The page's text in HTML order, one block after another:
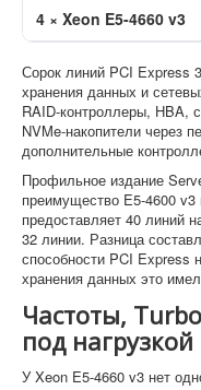
4 × Xeon E5-4660 v3
Сорок линий PCI Express
хранения данных и
RAID-контроллеры, HBA,
NVMe-накопители через
дополнительные
Профильное издание
преимущество E5-4600
предоставляет 40 линий
32 линии. Разница
способности PCI Express
хранения данных это
Частоты,
под нагрузкой
У Xeon E5-4660 v3 нет